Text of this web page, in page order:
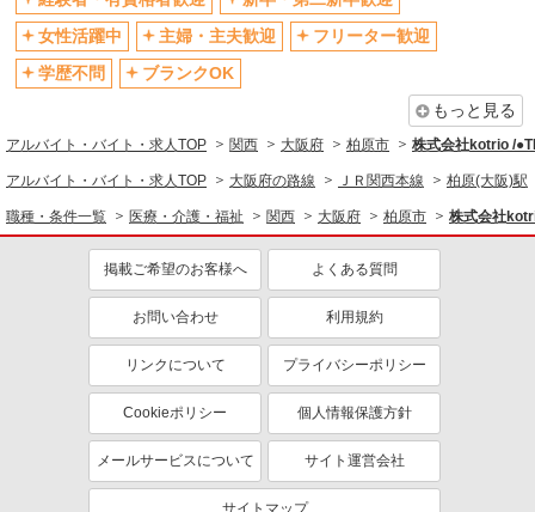
社会保険あり
産休・育休取得実績あり
退職金・財形貯蓄制度あり
各種手当（家族・役職・インセン
資格取得支援制度あり
同じ職種から求人を探す
医療・介護・福祉
介護職・ヘルパー
同じ特徴から求人を探す
未経験歓迎
ミドル（40代～）活躍中
ボーナス・賞与あり
車通勤OK
社会保険あり
産休・育休取得実績あり
女性活躍中
主婦・主夫歓迎
フリーター歓迎
学歴不問
ブランクOK
もっと見る
アルバイト・バイト・求人TOP 関西 大阪府 柏原市 株式会社kotrio /
アルバイト・バイト・求人TOP 大阪府の路線 ＪＲ関西本線 柏原(大阪)駅
職種・条件一覧 医療・介護・福祉 関西 大阪府 柏原市 株式会社
掲載ご希望のお客様へ よくある質問
お問い合わせ 利用規約
リンクについて プライバシーポリシー
Cookieポリシー 個人情報保護方針
メールサービスについて サイト運営会社
サイトマップ